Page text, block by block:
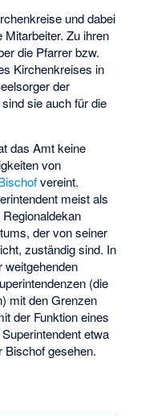
und dabei
Zu ihren
die Pfarrer bzw.
Kirchenkreises in
der
sie auch für die
das Amt keine
von
vereint.
meist als
der von seiner
zuständig sind. In
weitgehenden
(die
mit den Grenzen
der Funktion eines
etwa
Bischof gesehen.